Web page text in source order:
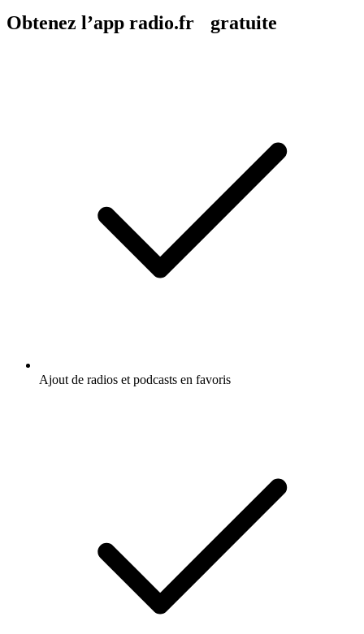
Obtenez l’app radio.fr gratuite
Ajout de radios et podcasts en favoris